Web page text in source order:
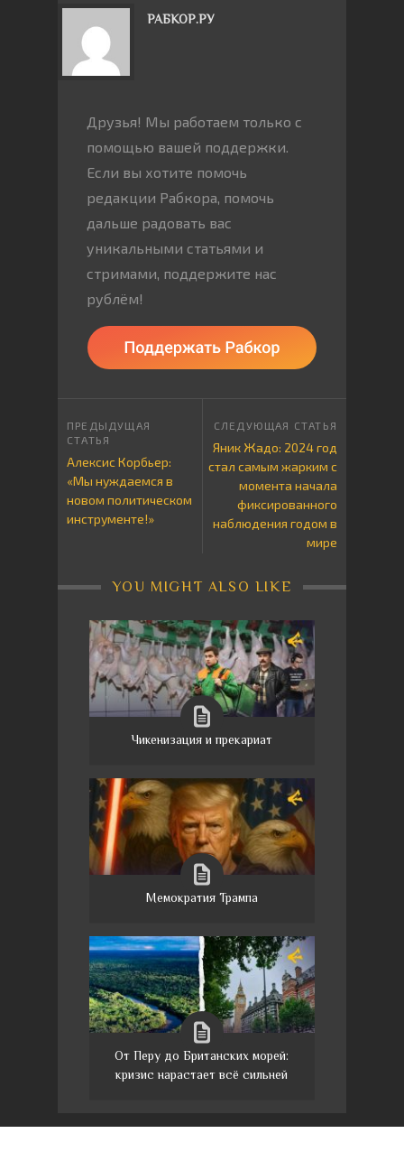
РАБКОР.РУ
Друзья! Мы работаем только с
помощью вашей поддержки.
Если вы хотите помочь
редакции Рабкора, помочь
дальше радовать вас
уникальными статьями и
стримами, поддержите нас
рублём!
Алексис Корбьер:
«Мы нуждаемся в
новом политическом
инструменте!»
Яник Жадо: 2024 год
стал самым жарким с
момента начала
фиксированного
наблюдения годом в
мире
YOU MIGHT ALSO LIKE
Чикенизация и прекариат
Мемократия Трампа
От Перу до Британских морей:
кризис нарастает всё сильней